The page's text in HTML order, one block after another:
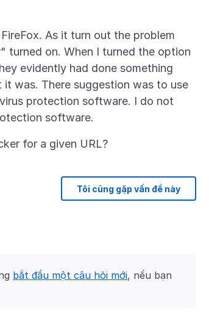
As it turn out the problem
turned on. When I turned the option
evidently had done something
was. There suggestion was to use
protection software. I do not
Tôi cũng gặp vấn đề này
bắt đầu một câu hỏi mới, nếu bạn